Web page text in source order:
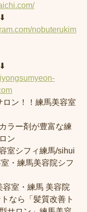
nobuterukim
⬇︎
ロン！！練馬美容室
ラー剤が豊富な練
ン
室シフィ練馬/sihui
・練馬美容院シフ
容室・練馬 美容院
なら「髪質改善ト